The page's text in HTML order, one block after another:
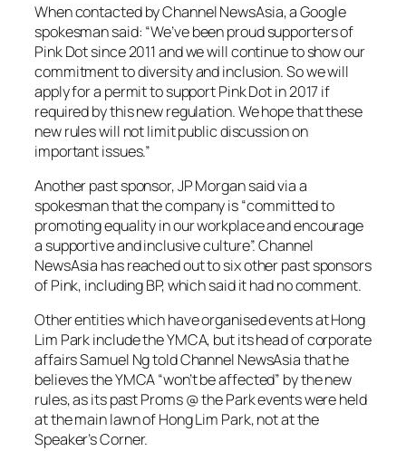
When contacted by Channel NewsAsia, a Google
spokesman said: “We’ve been proud supporters of
Pink Dot since 2011 and we will continue to show our
commitment to diversity and inclusion. So we will
apply for a permit to support Pink Dot in 2017 if
required by this new regulation. We hope that these
new rules will not limit public discussion on
important issues.”
Another past sponsor, JP Morgan said via a
spokesman that the company is “committed to
promoting equality in our workplace and encourage
a supportive and inclusive culture”. Channel
NewsAsia has reached out to six other past sponsors
of Pink, including BP, which said it had no comment.
Other entities which have organised events at Hong
Lim Park include the YMCA, but its head of corporate
affairs Samuel Ng told Channel NewsAsia that he
believes the YMCA “won’t be affected” by the new
rules, as its past Proms @ the Park events were held
at the main lawn ‎of Hong Lim Park, not at the
Speaker’s Corner.